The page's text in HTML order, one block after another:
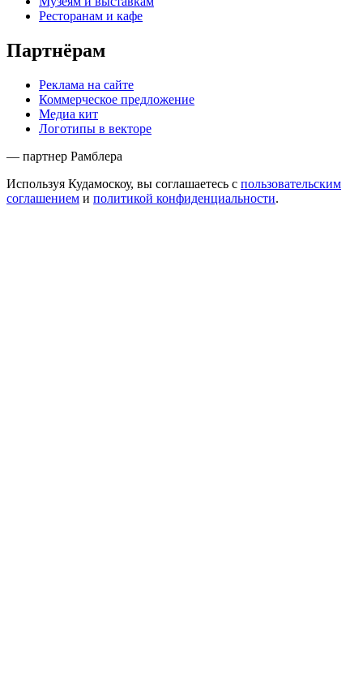
Ресторанам и кафе
Партнёрам
Реклама на сайте
Коммерческое предложение
Медиа кит
Логотипы в векторе
— партнер Рамблера
Используя Кудамоскоу, вы соглашаетесь с пользовательским
соглашением и политикой конфиденциальности.